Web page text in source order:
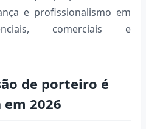
e profissionalismo em
comerciais e
de porteiro é
2026